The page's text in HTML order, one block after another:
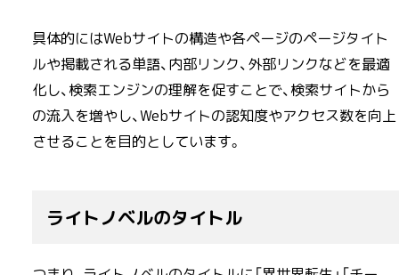
具体的にはWebサイトの構造や各ページのページタイト
ルや掲載される単語、内部リンク、外部リンクなどを最適
化し、検索エンジンの理解を促すことで、検索サイトから
の流入を増やし、Webサイトの認知度やアクセス数を向上
させることを目的としています。
ライトノベルのタイトル